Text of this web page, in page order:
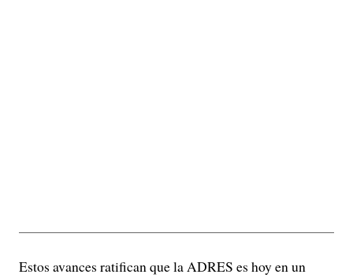
Estos avances ratifican que la ADRES es hoy en un